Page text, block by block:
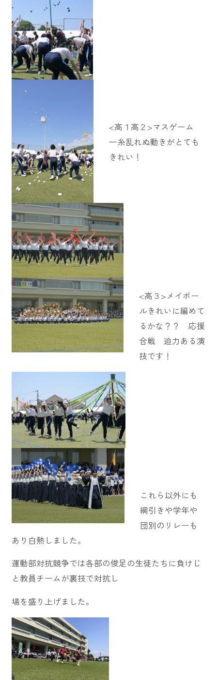
<高１高２>マスゲーム
一糸乱れぬ動きがとても
きれい！
<高３>メイポー
ルきれいに編めて
るかな？？ 応援
合戦 迫力ある演
技です！
これら以外にも
綱引きや学年や
団別のリレーも
あり白熱しました。
運動部対抗競争では各部の俊足の生徒たちに負けじ
と教員チームが裏技で対抗し
場を盛り上げました。